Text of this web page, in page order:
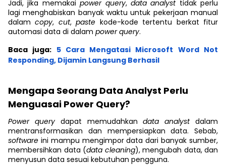
Jadi, jika memakaipower query, data analyst tidak perlu
lagi menghabiskan banyak waktu untuk pekerjaan manual
dalamcopy, cut,paste kode-kode tertentu berkat fitur
automasi data di dalam power query.
Baca juga: 5 Cara Mengatasi Microsoft Word Not
Responding, Dijamin Langsung Berhasil
Mengapa Seorang Data Analyst Perlu
Menguasai Power Query?
Power query dapat memudahkandata analystdalam
mentransformasikan dan mempersiapkan data. Sebab,
software ini mampu mengimpor data dari banyak sumber,
membersihkan data (data cleaning), mengubah data, dan
menyusun data sesuai kebutuhan pengguna.